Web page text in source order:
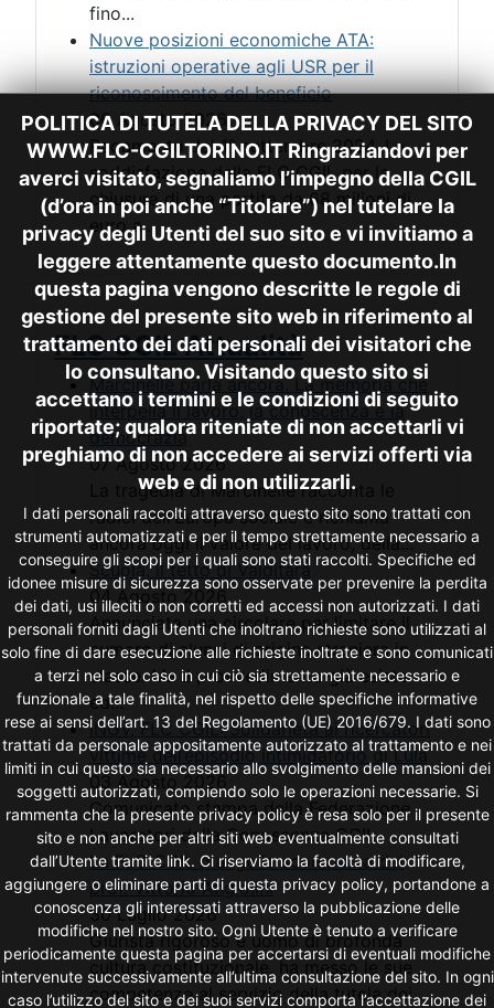
FLC CGIL Attualità
Marcinelle parla ancora. La memoria che
interpella il lavoro, la conoscenza e la
democrazia
07 Agosto 2026
La tragedia di Marcinelle racconta le
radici dell’Europa sociale e richiama
ancora oggi il valore del lavoro, della...
Scuola, il tetto di Valditara
04 Agosto 2026
Annunciata una circolare per limitare il
numero di alunni di origine straniera in
classe. Ma il provvedimento già esiste
ed...
INGV, FLC CGIL: Solidarietà ai ricercatori
vittime dell’episodio intimidatorio di Lula
03 Agosto 2026
Comunicato stampa della Federazione
Lavoratori della Conoscenza CGIL
La FLC CGIL piange la scomparsa del
prof. Vittorio Angiolini
30 Luglio 2026
Giurista rigoroso e uomo di profonda
cultura costituzionale, ha messo le sue
competenze al servizio della tutela dei
fino...
Nuove posizioni economiche ATA:
istruzioni operative agli USR per il
riconoscimento del beneficio
06 Agosto 2026
Pagamento dal 1° settembre 2024. La
soddisfazione della FLC CGIL per la
chiusura di una partita da 68 milioni di
euro a...
POLITICA DI TUTELA DELLA PRIVACY DEL SITO
WWW.FLC-CGILTORINO.IT Ringraziandovi per
averci visitato, segnaliamo l’impegno della CGIL
(d’ora in poi anche “Titolare”) nel tutelare la
privacy degli Utenti del suo sito e vi invitiamo a
leggere attentamente questo documento.In
questa pagina vengono descritte le regole di
gestione del presente sito web in riferimento al
trattamento dei dati personali dei visitatori che
lo consultano. Visitando questo sito si
accettano i termini e le condizioni di seguito
riportate; qualora riteniate di non accettarli vi
preghiamo di non accedere ai servizi offerti via
web e di non utilizzarli.
I dati personali raccolti attraverso questo sito sono trattati con
strumenti automatizzati e per il tempo strettamente necessario a
conseguire gli scopi per i quali sono stati raccolti. Specifiche ed
idonee misure di sicurezza sono osservate per prevenire la perdita
dei dati, usi illeciti o non corretti ed accessi non autorizzati. I dati
personali forniti dagli Utenti che inoltrano richieste sono utilizzati al
solo fine di dare esecuzione alle richieste inoltrate e sono comunicati
a terzi nel solo caso in cui ciò sia strettamente necessario e
funzionale a tale finalità, nel rispetto delle specifiche informative
rese ai sensi dell’art. 13 del Regolamento (UE) 2016/679. I dati sono
trattati da personale appositamente autorizzato al trattamento e nei
limiti in cui questo sia necessario allo svolgimento delle mansioni dei
soggetti autorizzati, compiendo solo le operazioni necessarie. Si
rammenta che la presente privacy policy è resa solo per il presente
sito e non anche per altri siti web eventualmente consultati
dall’Utente tramite link. Ci riserviamo la facoltà di modificare,
aggiungere o eliminare parti di questa privacy policy, portandone a
conoscenza gli interessati attraverso la pubblicazione delle
modifiche nel nostro sito. Ogni Utente è tenuto a verificare
periodicamente questa pagina per accertarsi di eventuali modifiche
intervenute successivamente all’ultima consultazione del sito. In ogni
caso l’utilizzo del sito e dei suoi servizi comporta l’accettazione dei